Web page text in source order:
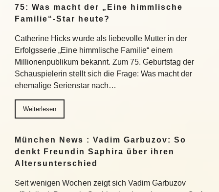
75: Was macht der „Eine himmlische
Familie“-Star heute?
Catherine Hicks wurde als liebevolle Mutter in der
Erfolgsserie „Eine himmlische Familie“ einem
Millionenpublikum bekannt. Zum 75. Geburtstag der
Schauspielerin stellt sich die Frage: Was macht der
ehemalige Serienstar nach…
Weiterlesen
München News : Vadim Garbuzov: So
denkt Freundin Saphira über ihren
Altersunterschied
Seit wenigen Wochen zeigt sich Vadim Garbuzov